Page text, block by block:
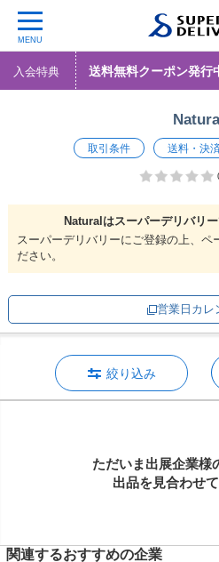
MENU
入会特典 送料無料クーポン発行
取引条件 送料・決
Naturalはスーパーデリバリ
スーパーデリバリーにご登録の上、ペ
ださい。
営業日カレ
絞り込み
ただいま出展企業様
出品を見合わせて
関連するおすすめの企業